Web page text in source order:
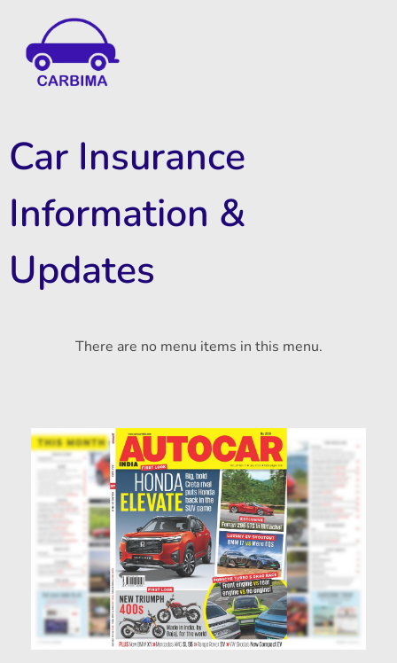
Car Insurance
Information &
Updates
There are no menu items in this menu.